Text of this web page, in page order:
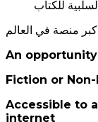
منصة في العالم
An
Fiction or
Accessible to
internet